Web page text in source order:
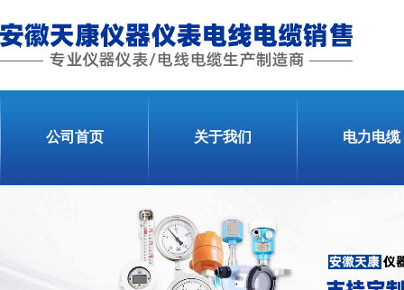
公司首页 关于我们 电力电缆